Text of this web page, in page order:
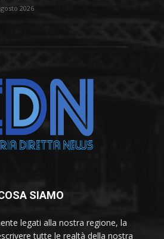
2026
SIAMO
legati alla nostra regione, la
tutte le realtà della nostra